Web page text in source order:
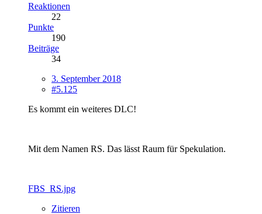
Reaktionen
22
Punkte
190
Beiträge
34
3. September 2018
#5.125
Es kommt ein weiteres DLC!
Mit dem Namen RS. Das lässt Raum für Spekulation.
FBS_RS.jpg
Zitieren